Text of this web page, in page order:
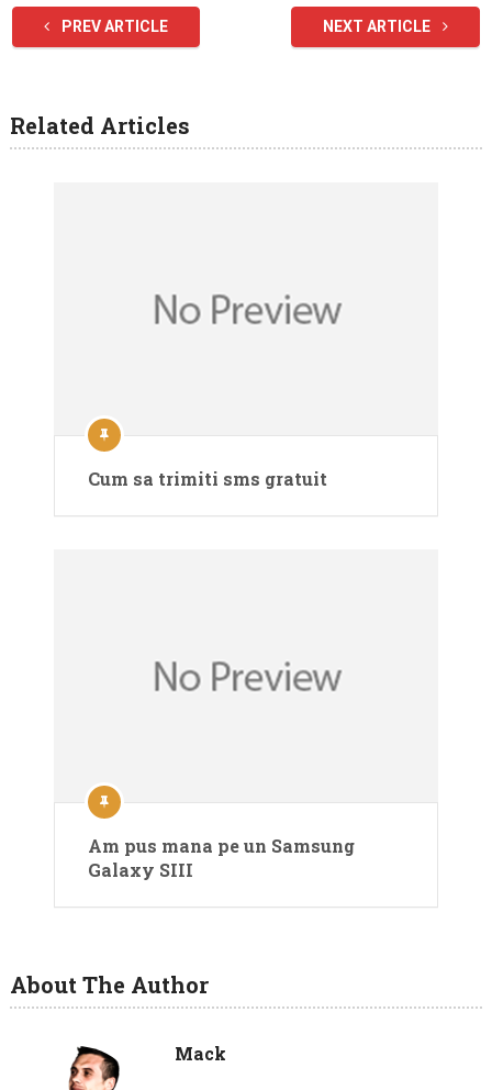
PREV ARTICLE NEXT ARTICLE
Related Articles
Cum sa trimiti sms gratuit
Am pus mana pe un Samsung
Galaxy SIII
About The Author
Mack